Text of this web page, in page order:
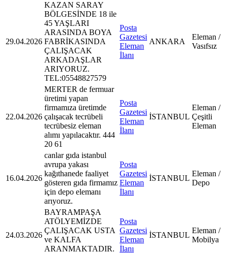
29.04.2026
KAZAN SARAY
BÖLGESİNDE 18 ile
45 YAŞLARI
ARASINDA BOYA
FABRİKASINDA
ÇALIŞACAK
ARKADAŞLAR
ARIYORUZ.
TEL:05548827579
Posta
Gazetesi
Eleman
İlanı
ANKARA
Eleman /
Vasıfsız
22.04.2026
MERTER de fermuar
üretimi yapan
firmamıza üretimde
çalışacak tecrübeli
tecrübesiz eleman
alımı yapılacaktır. 444
20 61
Posta
Gazetesi
Eleman
İlanı
İSTANBUL
Eleman /
Çeşitli
Eleman
16.04.2026
canlar gıda istanbul
avrupa yakası
kağıthanede faaliyet
gösteren gıda firmamız
için depo elemanı
arıyoruz.
Posta
Gazetesi
Eleman
İlanı
İSTANBUL
Eleman /
Depo
24.03.2026
BAYRAMPAŞA
ATÖLYEMİZDE
ÇALIŞACAK USTA
ve KALFA
ARANMAKTADIR.
Posta
Gazetesi
Eleman
İlanı
İSTANBUL
Eleman /
Mobilya